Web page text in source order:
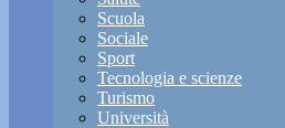
Scuola
Sociale
Sport
Tecnologia e scienze
Turismo
Università